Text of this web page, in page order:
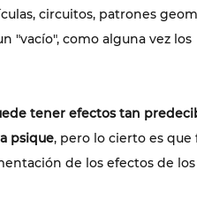
circuitos, patrones
"vacío", como alguna vez los
tener efectos tan
psique, pero lo cierto es que
de los efectos de